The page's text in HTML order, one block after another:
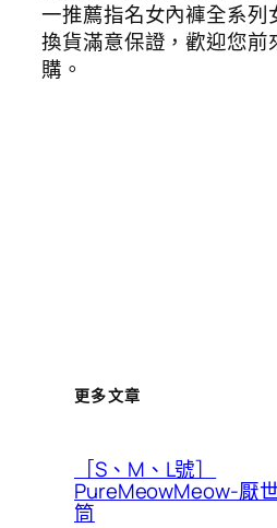
一推薦指名女內褲全系列
換貨滿意保證，歡迎您前
購。
更多文章
［S、M、L號］
PureMeowMeow-厭
筒